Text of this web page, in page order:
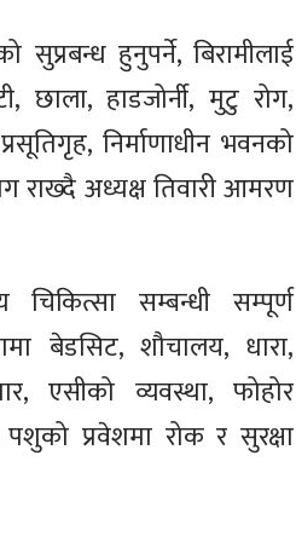
सुप्रबन्ध हुनुपर्ने, बिरामीलाई
छाला, हाडजोर्नी, मुटु रोग,
निर्माणाधीन भवनको
राख्दै अध्यक्ष तिवारी आमरण
सम्बन्धी सम्पूर्ण
बेडसिट, शौचालय, धारा,
एसीको व्यवस्था, फोहोर
पशुको प्रवेशमा रोक र सुरक्षा